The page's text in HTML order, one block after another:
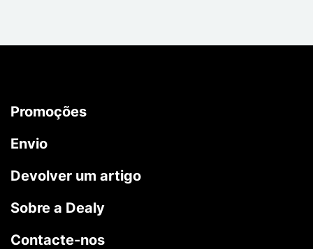
Promoções
Envio
Devolver um artigo
Sobre a Dealy
Contacte-nos